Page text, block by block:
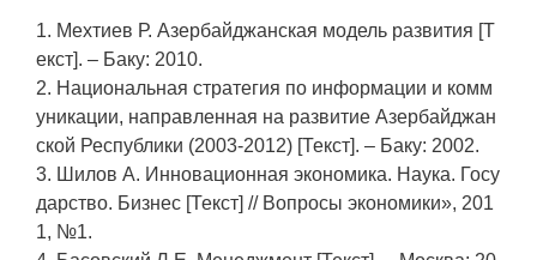
1. Мехтиев Р. Азербайджанская модель развития [Т
екст]. – Баку: 2010.
2. Национальная стратегия по информации и комм
уникации, направленная на развитие Азербайджан
ской Республики (2003-2012) [Текст]. – Баку: 2002.
3. Шилов А. Инновационная экономика. Наука. Госу
дарство. Бизнес [Текст] // Вопросы экономики», 201
1, №1.